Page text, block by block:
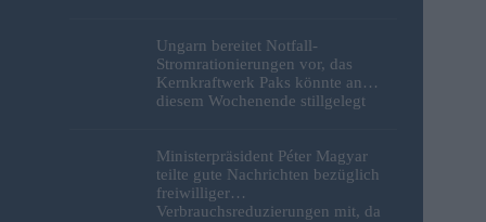
Ungarn bereitet Notfall-
Stromrationierungen vor, das
Kernkraftwerk Paks könnte an
diesem Wochenende stillgelegt
Ministerpräsident Péter Magyar
teilte gute Nachrichten bezüglich
freiwilliger
Verbrauchsreduzierungen mit, da